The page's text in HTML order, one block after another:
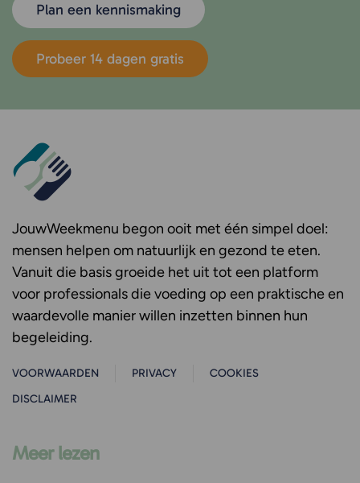
Plan een kennismaking
Probeer 14 dagen gratis
JouwWeekmenu begon ooit met één simpel doel:
mensen helpen om natuurlijk en gezond te eten.
Vanuit die basis groeide het uit tot een platform
voor professionals die voeding op een praktische en
waardevolle manier willen inzetten binnen hun
begeleiding.
VOORWAARDEN PRIVACY
COOKIES
DISCLAIMER
Meer lezen